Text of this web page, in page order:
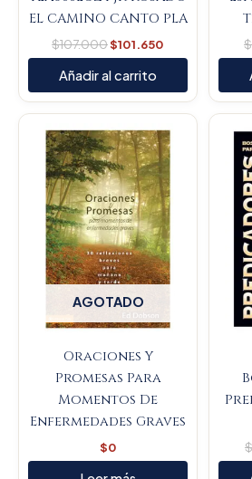
EL CAMINO CANTO PLA
$107.000$101.650
Añadir al carrito
$
AGOTADO
Oraciones Y
Promesas Para
Momentos De
Enfermedades Graves
$0 $